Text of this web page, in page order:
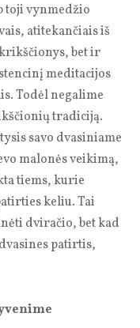
toji vynmedžio
atitekančiais iš
bet ir
meditacijos
Todėl negalime
tradiciją.
savo dvasiniame
malonės veikimą,
tiems, kurie
keliu. Tai
dviračio, bet kad
patirtis,